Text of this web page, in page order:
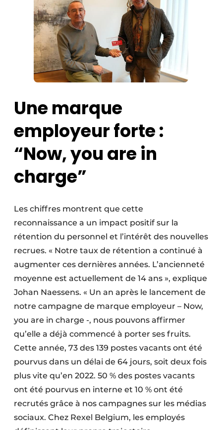
Une marque
employeur forte :
“Now, you are in
charge”
Les chiffres montrent que cette
reconnaissance a un impact positif sur la
rétention du personnel et l’intérêt des nouvelles
recrues. « Notre taux de rétention a continué à
augmenter ces dernières années. L’ancienneté
moyenne est actuellement de 14 ans », explique
Johan Naessens. « Un an après le lancement de
notre campagne de marque employeur – Now,
you are in charge -, nous pouvons affirmer
qu’elle a déjà commencé à porter ses fruits.
Cette année, 73 des 139 postes vacants ont été
pourvus dans un délai de 64 jours, soit deux fois
plus vite qu’en 2022. 50 % des postes vacants
ont été pourvus en interne et 10 % ont été
recrutés grâce à nos campagnes sur les médias
sociaux. Chez Rexel Belgium, les employés